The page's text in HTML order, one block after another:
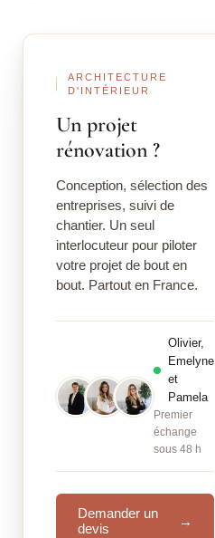
ARCHITECTURE
D'INTÉRIEUR
Un projet
rénovation ?
Conception, sélection des
entreprises, suivi de
chantier. Un seul
interlocuteur pour piloter
votre projet de bout en
bout. Partout en France.
Olivier,
Emelyne
et
Pamela
Premier
échange
sous 48 h
Demander un
devis
→